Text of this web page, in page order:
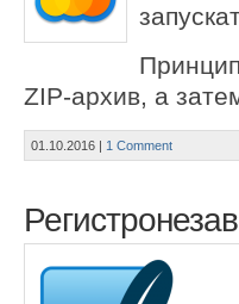
ZIP-архив, а
01.10.2016 | 1 Comment